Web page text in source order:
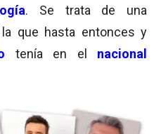
. Se trata de una
que hasta entonces y
tenía en el nacional